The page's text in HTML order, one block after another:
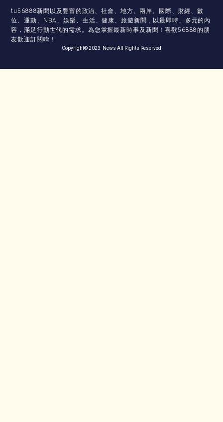
tu56888新聞以及豐富的政治、社會、地方、兩岸、國際、財經、數
位、運動、NBA、娛樂、生活、健康、旅遊新聞，以最即時、多元的內
容，滿足行動世代的需求。為您掌握最新時事及新聞！喜歡56888的朋
友歡迎訂閱唷！
Copyright© 2023 News All Rights Reserved